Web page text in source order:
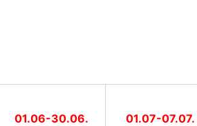
01.06-30.06.
01.07-07.07.